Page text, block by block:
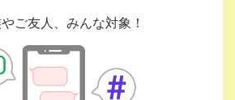
ご友人、みんな対象！